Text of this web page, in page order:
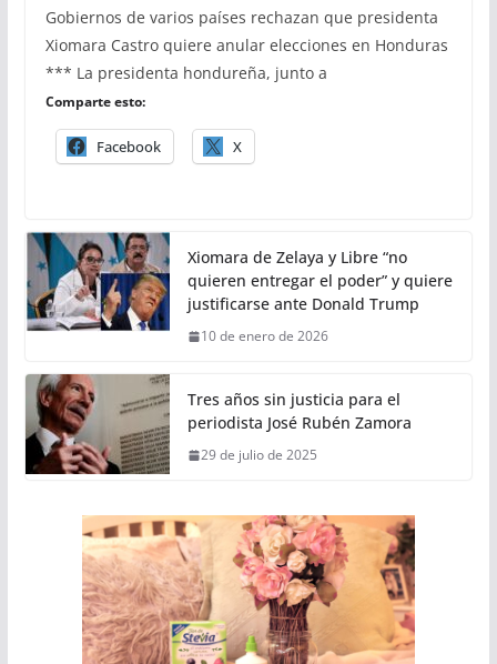
Gobiernos de varios países rechazan que presidenta
Xiomara Castro quiere anular elecciones en Honduras
*** La presidenta hondureña, junto a
Comparte esto:
Facebook X
Xiomara de Zelaya y Libre “no
quieren entregar el poder” y quiere
justificarse ante Donald Trump
10 de enero de 2026
Tres años sin justicia para el
periodista José Rubén Zamora
29 de julio de 2025